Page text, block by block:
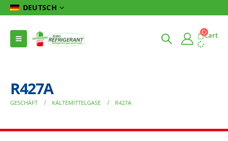
DEUTSCH
Cart
R427A
GESCHÄFT KÄLTEMITTELGASE R427A